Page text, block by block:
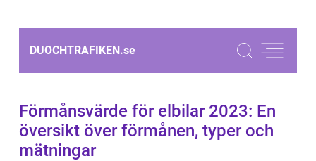
DUOCHTRAFIKEN.se
Förmånsvärde för elbilar 2023: En
översikt över förmånen, typer och
mätningar